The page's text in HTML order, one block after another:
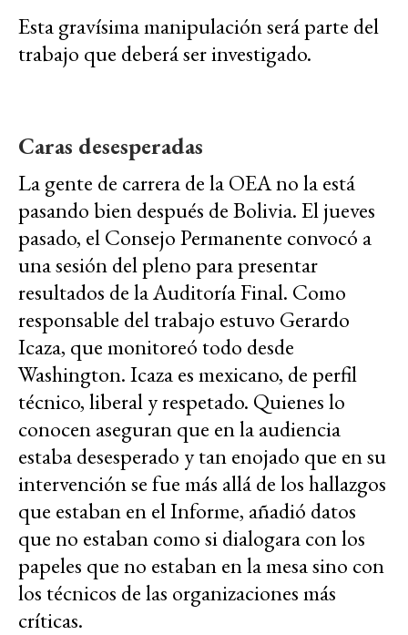
Esta gravísima manipulación será parte del
trabajo que deberá ser investigado.
Caras desesperadas
La gente de carrera de la OEA no la está
pasando bien después de Bolivia. El jueves
pasado, el Consejo Permanente convocó a
una sesión del pleno para presentar
resultados de la Auditoría Final. Como
responsable del trabajo estuvo Gerardo
Icaza, que monitoreó todo desde
Washington. Icaza es mexicano, de perfil
técnico, liberal y respetado. Quienes lo
conocen aseguran que en la audiencia
estaba desesperado y tan enojado que en su
intervención se fue más allá de los hallazgos
que estaban en el Informe, añadió datos
que no estaban como si dialogara con los
papeles que no estaban en la mesa sino con
los técnicos de las organizaciones más
críticas.